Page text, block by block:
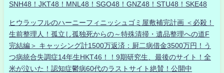
SNH48！JKT48！MNL48！SGO48！GNZ48！STU48！SKE48
ヒウラッフルのハーニーフィニッシュゴミ屋敷補完計画 ＜必殺！
生前整理人！孤立し孤独死からの～特殊清掃・遺品整理への道F
完結編＞ キャッシング計1500万返済：厨二病借金3500万円！う
つ病統合失調症14年生HKT46！！9期研究生、最後のサイト！全
米が泣いた！認知症鬱病60代のラストサイト絶賛！公開中